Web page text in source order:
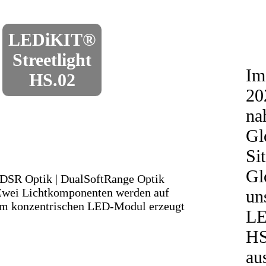
LEDiKIT®
Streetlight
HS.02
DSR Optik | DualSoftRange Optik
Lichtkomponenten werden auf
konzentrischen LED-Modul erzeugt